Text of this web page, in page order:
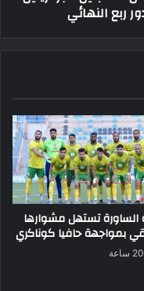
ربع النهائي
الساورة تستهل مشوارها
بمواجهة حافيا كوناكري